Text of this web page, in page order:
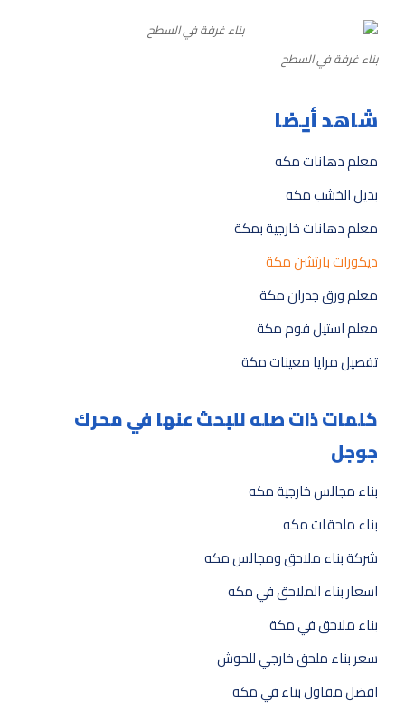
بناء غرفة في السطح
شاهد أيضا
معلم دهانات مكه
بديل الخشب مكه
معلم دهانات خارجية بمكة
ديكورات بارتشن مكة
معلم ورق جدران مكة
معلم استيل فوم مكة
تفصيل مرايا معينات مكة
كلمات ذات صله للبحث عنها في محرك
جوجل
بناء مجالس خارجية مكه
بناء ملحقات مكه
شركة بناء ملاحق ومجالس مكه
اسعار بناء الملاحق في مكه
بناء ملاحق في مكة
سعر بناء ملحق خارجي للحوش
افضل مقاول بناء في مكه